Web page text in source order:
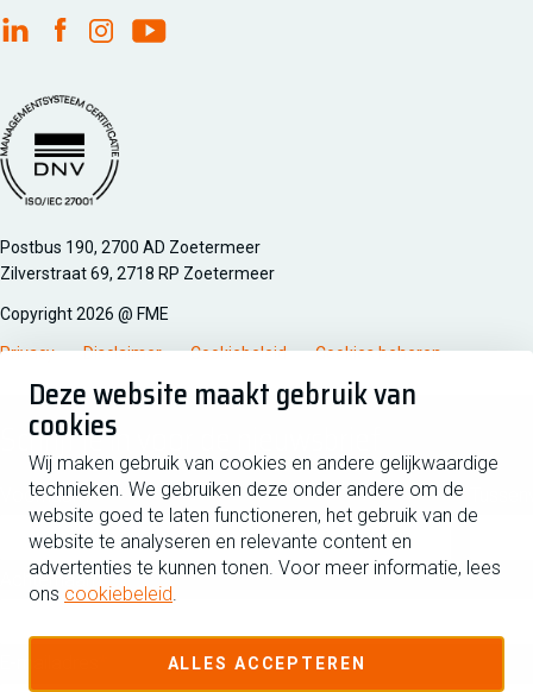
Deze website maakt gebruik van
cookies
Wij maken gebruik van cookies en andere gelijkwaardige
technieken. We gebruiken deze onder andere om de
website goed te laten functioneren, het gebruik van de
website te analyseren en relevante content en
advertenties te kunnen tonen. Voor meer informatie, lees
ons cookiebeleid.
ALLES ACCEPTEREN
FME Linkedin
FME Facebook
FME Instagram
FME Youtube
Managementsyteem certificatie DNV iso/iec 27001
Postbus 190, 2700 AD Zoetermeer
Zilverstraat 69, 2718 RP Zoetermeer
Copyright 2026 @ FME
Privacy Disclaimer Cookiebeleid Cookies beheren
Schrijf je in voor de nieuwsbrief
Voornaam
Achternaam